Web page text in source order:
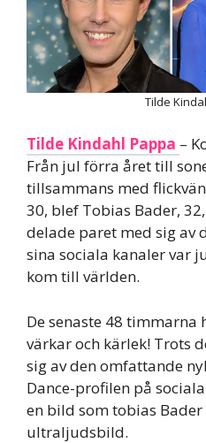
Tilde
Tilde Kindahl Pappa –
Från jul förra året till
tillsammans med
30, blef Tobias Bader,
delade paret med sig av
sina sociala kanaler var
kom till världen.
De senaste 48 timmarna
värkar och kärlek! Trots
sig av den omfattande
Dance-profilen på
en bild som tobias
ultraljudsbild.